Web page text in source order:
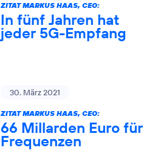
ZITAT MARKUS HAAS, CEO:
In fünf Jahren hat
jeder 5G-Empfang
30. März 2021
ZITAT MARKUS HAAS, CEO:
66 Millarden Euro für
Frequenzen